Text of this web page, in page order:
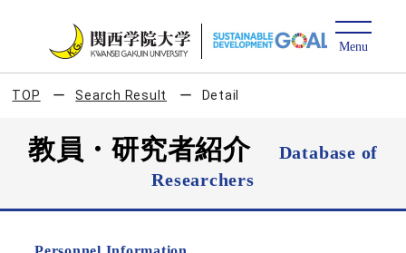
TOP Search Result Detail
教員・研究者紹介
Database of
Researchers